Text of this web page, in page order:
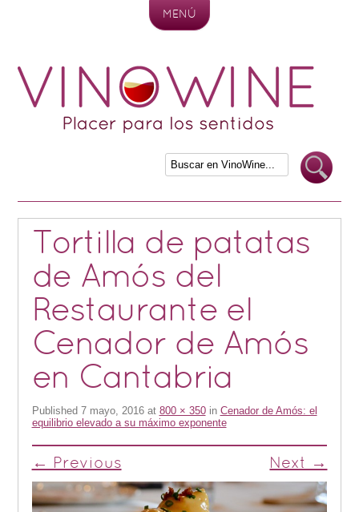
MENÚ
Tortilla de patatas
de Amós del
Restaurante el
Cenador de Amós
en Cantabria
Published 7 mayo, 2016at 800 × 350in Cenador de Amós: el
equilibrio elevado a su máximo exponente
← Previous Next →